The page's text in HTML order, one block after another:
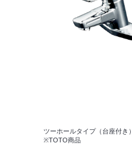
ツーホールタイプ（台座付き）
※TOTO商品